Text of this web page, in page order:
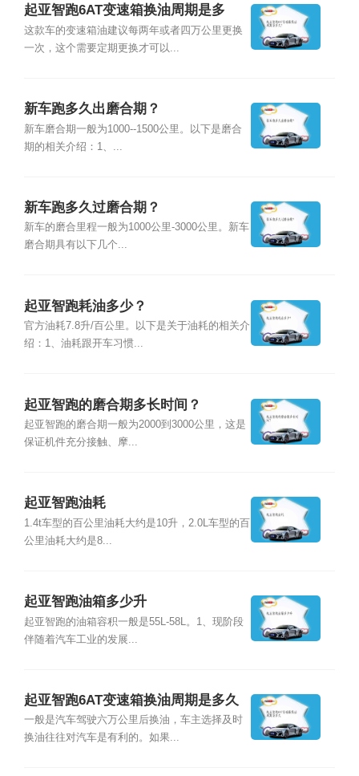
起亚智跑6AT变速箱换油周期是多
久？
这款车的变速箱油建议每两年或者四万公里更换
一次，这个需要定期更换才可以...
新车跑多久出磨合期？
新车磨合期一般为1000--1500公里。以下是磨合
期的相关介绍：1、...
新车跑多久过磨合期？
新车的磨合里程一般为1000公里-3000公里。新车
磨合期具有以下几个...
起亚智跑耗油多少？
官方油耗7.8升/百公里。以下是关于油耗的相关介
绍：1、油耗跟开车习惯...
起亚智跑的磨合期多长时间？
起亚智跑的磨合期一般为2000到3000公里，这是
保证机件充分接触、摩...
起亚智跑油耗
1.4t车型的百公里油耗大约是10升，2.0L车型的百
公里油耗大约是8...
起亚智跑油箱多少升
起亚智跑的油箱容积一般是55L-58L。1、现阶段
伴随着汽车工业的发展...
起亚智跑6AT变速箱换油周期是多久
一般是汽车驾驶六万公里后换油，车主选择及时
换油往往对汽车是有利的。如果...